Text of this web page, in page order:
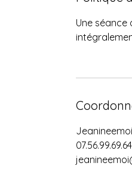
Une séance
07.56.99.69.64